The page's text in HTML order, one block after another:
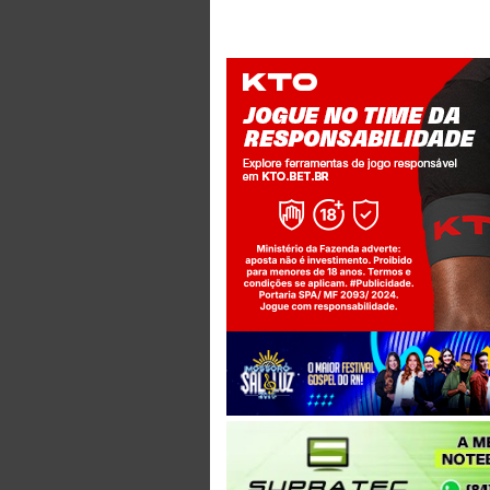
Jogue com responsabilidade. 18+